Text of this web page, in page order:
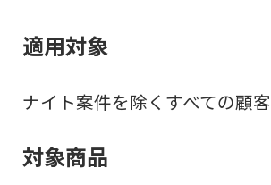
適用対象
ナイト案件を除くすべての顧客
対象商品